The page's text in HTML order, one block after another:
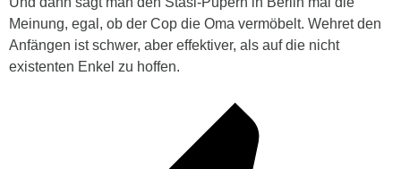
Meinung, egal, ob der Cop die Oma vermöbelt. Wehret den
Anfängen ist schwer, aber effektiver, als auf die nicht
existenten Enkel zu hoffen.